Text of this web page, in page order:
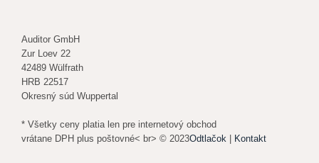
Auditor GmbH
Zur Loev 22
42489 Wülfrath
HRB 22517
Okresný súd Wuppertal
* Všetky ceny platia len pre internetový obchod
vrátane DPH plus poštovné< br> © 2023Odtlačok | Kontakt